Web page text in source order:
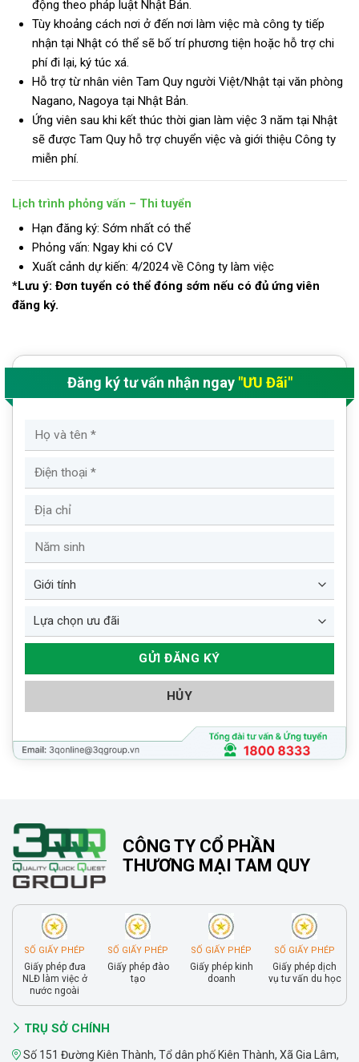
động theo pháp luật Nhật Bản.
Tùy khoảng cách nơi ở đến nơi làm việc mà công ty tiếp
nhận tại Nhật có thể sẽ bố trí phương tiện hoặc hỗ trợ chi
phí đi lại, ký túc xá.
Hỗ trợ từ nhân viên Tam Quy người Việt/Nhật tại văn phòng
Nagano, Nagoya tại Nhật Bản.
Ứng viên sau khi kết thúc thời gian làm việc 3 năm tại Nhật
sẽ được Tam Quy hỗ trợ chuyển việc và giới thiệu Công ty
miễn phí.
Lịch trình phỏng vấn – Thi tuyển
Hạn đăng ký: Sớm nhất có thể
Phỏng vấn: Ngay khi có CV
Xuất cảnh dự kiến: 4/2024 về Công ty làm việc
*Lưu ý: Đơn tuyển có thể đóng sớm nếu có đủ ứng viên
đăng ký.
Đăng ký tư vấn nhận ngay "ƯU Đãi"
HỦY
CÔNG TY CỔ PHẦN
THƯƠNG MẠI TAM QUY
SỐ GIẤY PHÉP
Giấy phép đưa
NLĐ làm việc ở
nước ngoài
SỐ GIẤY PHÉP
Giấy phép đào
tạo
SỐ GIẤY PHÉP
Giấy phép kinh
doanh
SỐ GIẤY PHÉP
Giấy phép dịch
vụ tư vấn du học
TRỤ SỞ CHÍNH
Số 151 Đường Kiên Thành, Tổ dân phố Kiên Thành, Xã Gia Lâm,